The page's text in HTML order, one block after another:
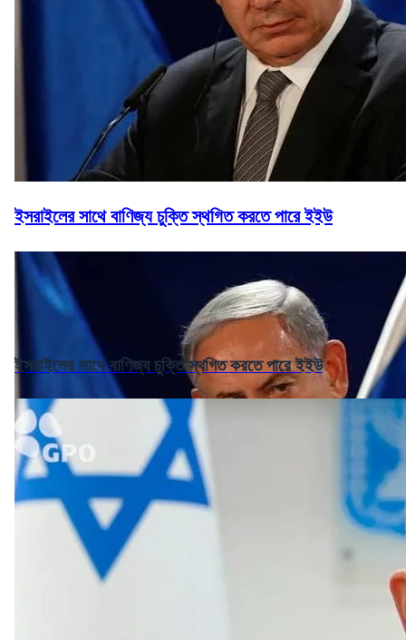
ইসরাইলের সাথে বাণিজ্য চুক্তি স্থগিত করতে পারে ইইউ
ইসরাইলের সাথে বাণিজ্য চুক্তি স্থগিত করতে পারে ইইউ